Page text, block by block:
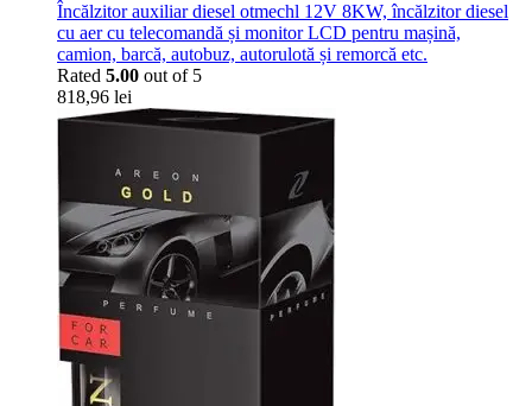
Încălzitor auxiliar diesel otmechl 12V 8KW, încălzitor diesel
cu aer cu telecomandă și monitor LCD pentru mașină,
camion, barcă, autobuz, autorulotă și remorcă etc.
Rated 5.00 out of 5
818,96 lei